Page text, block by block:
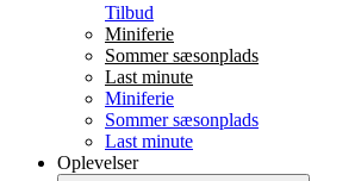
Tilbud
Miniferie
Sommer sæsonplads
Last minute
Miniferie
Sommer sæsonplads
Last minute
Oplevelser